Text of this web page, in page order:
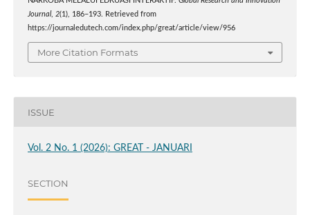
Journal, 2(1), 186–193. Retrieved from
https://journaledutech.com/index.php/great/article/view/956
More Citation Formats
ISSUE
Vol. 2 No. 1 (2026): GREAT - JANUARI
SECTION